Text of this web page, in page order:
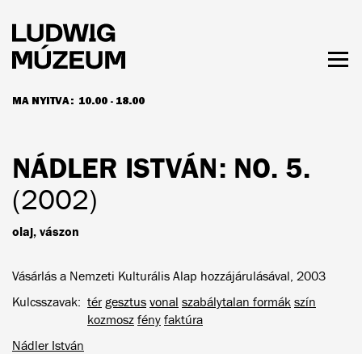
tartalomra
MA NYITVA: 10.00 - 18.00
NYITVATARTÁS ÉS JEGYÁRAK
NÁDLER ISTVÁN: NO. 5.
(2002)
olaj, vászon
Vásárlás a Nemzeti Kulturális Alap hozzájárulásával, 2003
Kulcsszavak
tér gesztus vonal szabálytalan formák szín
kozmosz fény faktúra
Nádler István